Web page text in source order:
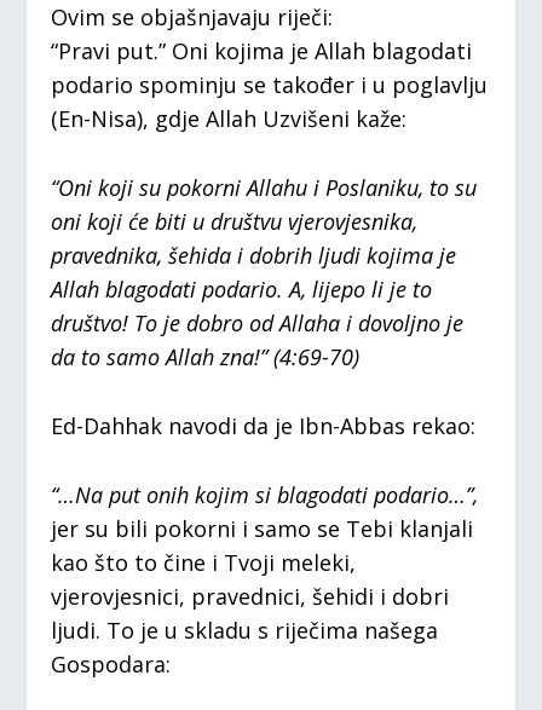
Ovim se objašnjavaju riječi:
“Pravi put.” Oni kojima je Allah blagodati
podario spominju se također i u poglavlju
(En-Nisa), gdje Allah Uzvišeni kaže:
“Oni koji su pokorni Allahu i Poslaniku, to su
oni koji će biti u društvu vjerovjesnika,
pravednika, šehida i dobrih ljudi kojima je
Allah blagodati podario. A, lijepo li je to
društvo! To je dobro od Allaha i dovoljno je
da to samo Allah zna!” (4:69-70)
Ed-Dahhak navodi da je Ibn-Abbas rekao:
“…Na put onih kojim si blagodati podario…”,
jer su bili pokorni i samo se Tebi klanjali
kao što to čine i Tvoji meleki,
vjerovjesnici, pravednici, šehidi i dobri
ljudi. To je u skladu s riječima našega
Gospodara: